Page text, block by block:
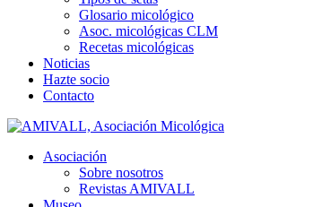
Glosario micológico
Asoc. micológicas CLM
Recetas micológicas
Noticias
Hazte socio
Contacto
Asociación
Sobre nosotros
Revistas AMIVALL